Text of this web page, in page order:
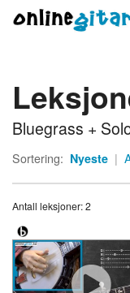
Meny
Logg inn
Kontakt oss
Om onlinegitar.no
Bluegrass +
Sortering: Nyeste |
Antall leksjoner: 2